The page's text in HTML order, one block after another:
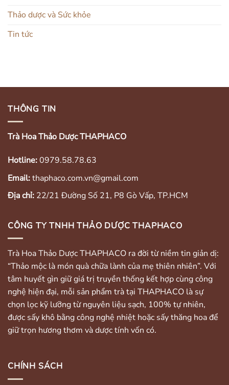
Thảo dược và Sức khỏe
Tin tức
THÔNG TIN
Trà Hoa Thảo Dược THAPHACO
Hotline:0979.58.78.63
Email:thaphaco.com.vn@gmail.com
Địa chỉ: 22/21 Đường Số 21, P8 Gò Vấp, TP.HCM
CÔNG TY TNHH THẢO DƯỢC THAPHACO
Trà Hoa Thảo Dược THAPHACO ra đời từ niềm tin giản dị:
“Thảo mộc là món quà chữa lành của mẹ thiên nhiên”. Với
tâm huyết gìn giữ giá trị truyền thống kết hợp cùng công
nghệ hiện đại, mỗi sản phẩm trà tại THAPHACO là sự
chọn lọc kỹ lưỡng từ nguyên liệu sạch, 100% tự nhiên,
được sấy khô bằng công nghệ nhiệt hoặc sấy thăng hoa để
giữ trọn hương thơm và dược tính vốn có.
CHÍNH SÁCH